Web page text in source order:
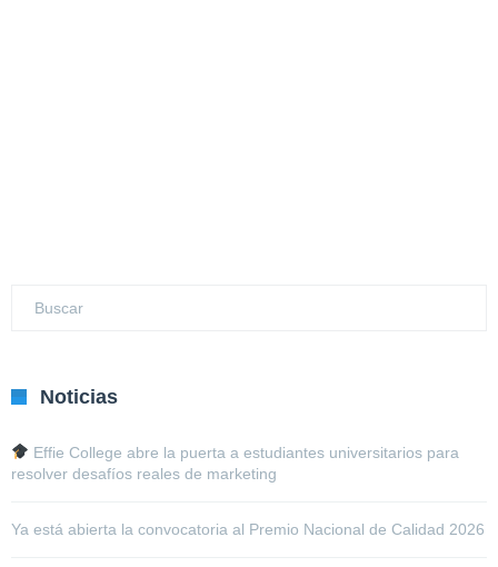
Noticias
Effie College abre la puerta a estudiantes universitarios para
resolver desafíos reales de marketing
Ya está abierta la convocatoria al Premio Nacional de Calidad 2026